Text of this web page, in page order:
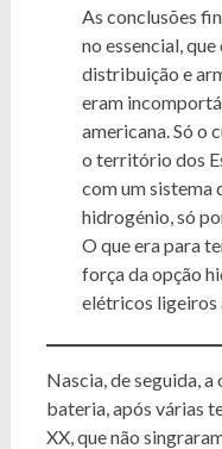
As conclusões
no essencial,
distribuição e
eram
americana. Só o
o território dos
com um sistema
hidrogénio, só
O que era para
força da opção
elétricos ligeiros
Nascia, de seguida,
bateria, após várias
XX, que não